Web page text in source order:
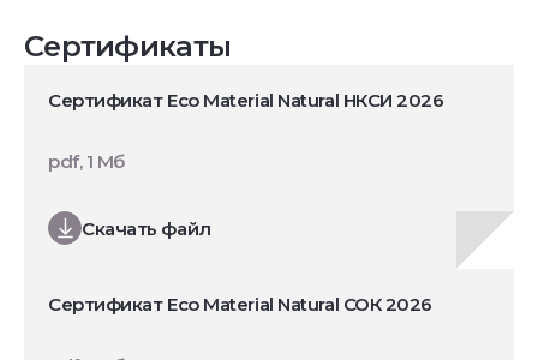
Сертификаты
Сертификат Eco Material Natural НКСИ 2026
Скачать файл
pdf, 1 Мб
Сертификат Eco Material Natural СОК 2026